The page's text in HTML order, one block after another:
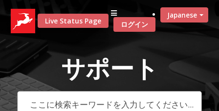
Live Status Page
Japanese
ログイン
サポート